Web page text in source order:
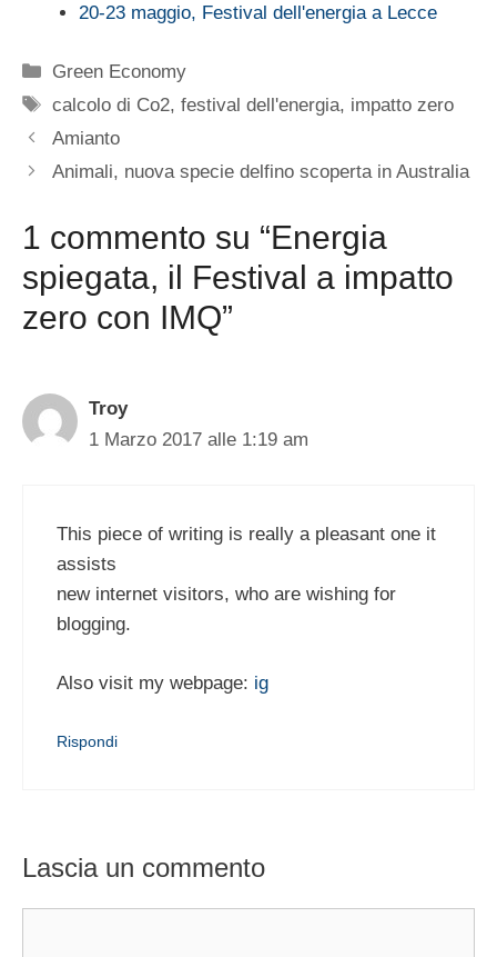
20-23 maggio, Festival dell'energia a Lecce
Categorie
Green Economy
Tag
calcolo di Co2,festival dell'energia, impatto zero
Amianto
Animali, nuova specie delfino scoperta in Australia
1 commento su “Energia
spiegata, il Festival a impatto
zero con IMQ”
Troy
1 Marzo 2017 alle 1:19 am
This piece of writing is really a pleasant one it
assists
new internet visitors, who are wishing for
blogging.
Also visit my webpage: ig
Rispondi
Lascia un commento